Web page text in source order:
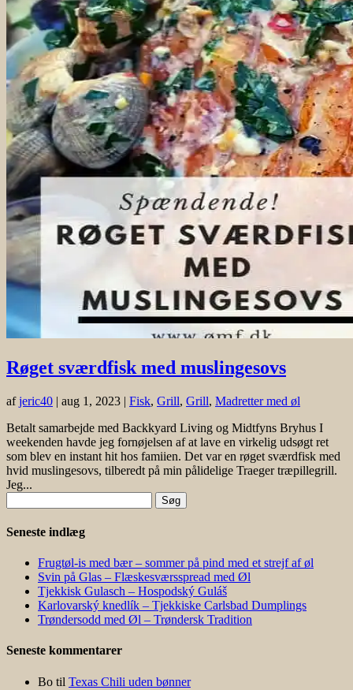
Røget sværdfisk med muslingesovs
afjeric40 | aug 1, 2023 | Fisk, Grill, Grill, Madretter med øl
Betalt samarbejde med Backkyard Living og Midtfyns Bryhus I
weekenden havde jeg fornøjelsen af at lave en virkelig udsøgt ret
som blev en instant hit hos famiien. Det var en røget sværdfisk med
hvid muslingesovs, tilberedt på min pålidelige Traeger træpillegrill.
Jeg...
efter:
Seneste indlæg
Frugtøl-is med bær – sommer på pind med et strejf af øl
Svin på Glas – Flæskesværsspread med Øl
Tjekkisk Gulasch – Hospodský Guláš
Karlovarský knedlík – Tjekkiske Carlsbad Dumplings
Trøndersodd med Øl – Trøndersk Tradition
Seneste kommentarer
Bo til Texas Chili uden bønner